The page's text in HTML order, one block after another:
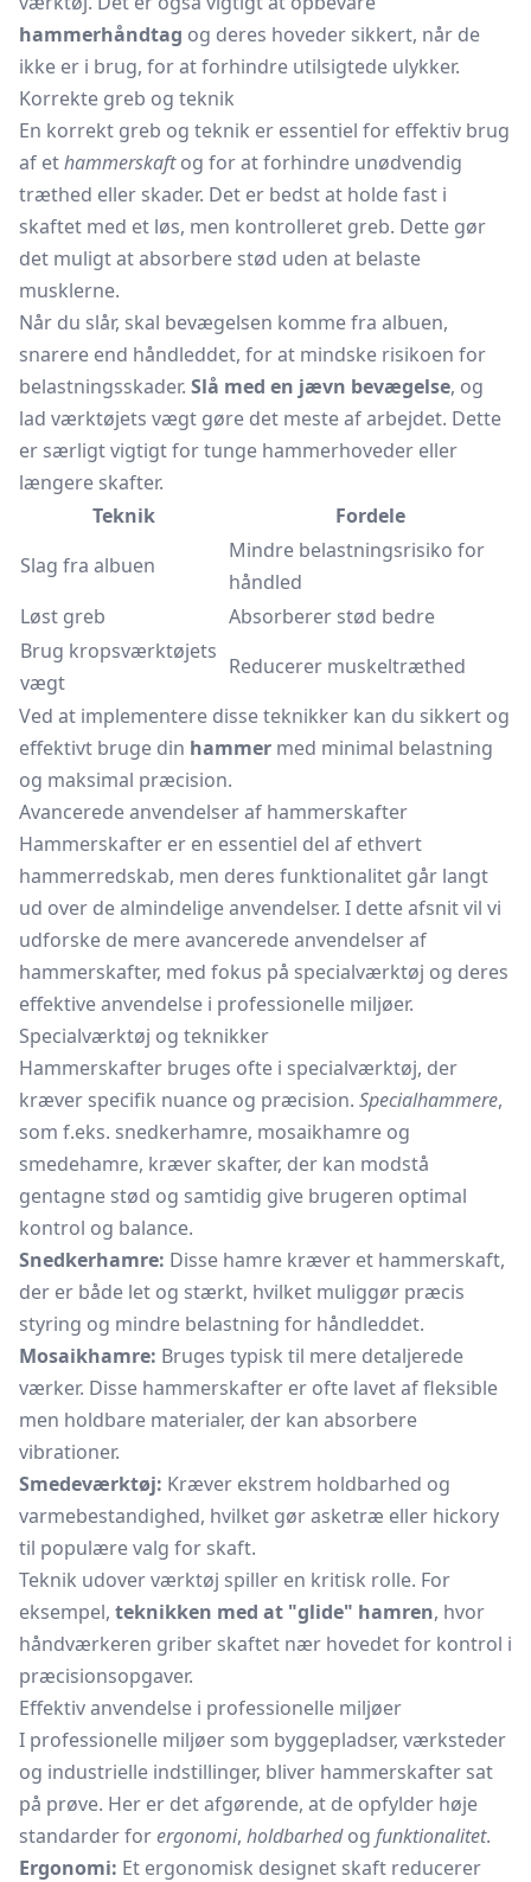
hammerhåndtag og deres hoveder sikkert, når de
ikke er i brug, for at forhindre utilsigtede ulykker.
Korrekte greb og teknik
En korrekt greb og teknik er essentiel for effektiv brug
af ethammerskaftog for at forhindre unødvendig
træthed eller skader. Det er bedst at holde fast i
skaftet med et løs, men kontrolleret greb. Dette gør
det muligt at absorbere stød uden at belaste
musklerne.
Når du slår, skal bevægelsen komme fra albuen,
snarere end håndleddet, for at mindske risikoen for
belastningsskader. Slå med en jævn bevægelse, og
lad værktøjets vægt gøre det meste af arbejdet. Dette
er særligt vigtigt for tunge hammerhoveder eller
længere skafter.
Teknik
Fordele
Slag fra albuen
Mindre belastningsrisiko for
håndled
Løst greb
Absorberer stød bedre
Brug kropsværktøjets
vægt
Reducerer muskeltræthed
Ved at implementere disse teknikker kan du sikkert og
effektivt bruge din hammer med minimal belastning
og maksimal præcision.
Avancerede anvendelser af hammerskafter
Hammerskafter er en essentiel del af ethvert
hammerredskab, men deres funktionalitet går langt
ud over de almindelige anvendelser. I dette afsnit vil vi
udforske de mere avancerede anvendelser af
hammerskafter, med fokus på specialværktøj og deres
effektive anvendelse i professionelle miljøer.
Specialværktøj og teknikker
Hammerskafter bruges ofte i specialværktøj, der
kræver specifik nuance og præcision. Specialhammere,
som f.eks. snedkerhamre, mosaikhamre og
smedehamre, kræver skafter, der kan modstå
gentagne stød og samtidig give brugeren optimal
kontrol og balance.
Snedkerhamre: Disse hamre kræver et hammerskaft,
der er både let og stærkt, hvilket muliggør præcis
styring og mindre belastning for håndleddet.
Mosaikhamre: Bruges typisk til mere detaljerede
værker. Disse hammerskafter er ofte lavet af fleksible
men holdbare materialer, der kan absorbere
vibrationer.
Smedeværktøj: Kræver ekstrem holdbarhed og
varmebestandighed, hvilket gør asketræ eller hickory
til populære valg for skaft.
Teknik udover værktøj spiller en kritisk rolle. For
eksempel, teknikken med at "glide" hamren, hvor
håndværkeren griber skaftet nær hovedet for kontrol i
præcisionsopgaver.
Effektiv anvendelse i professionelle miljøer
I professionelle miljøer som byggepladser, værksteder
og industrielle indstillinger, bliver hammerskafter sat
på prøve. Her er det afgørende, at de opfylder høje
standarder forergonomi, holdbarhedog funktionalitet.
Ergonomi: Et ergonomisk designet skaft reducerer